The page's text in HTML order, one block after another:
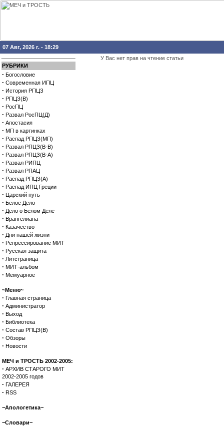
07 Авг, 2026 г. - 18:29
РУБРИКИ
· Богословие
· Современная ИПЦ
· История РПЦЗ
· РПЦЗ(В)
· РосПЦ
· Развал РосПЦ(Д)
· Апостасия
· МП в картинках
· Распад РПЦЗ(МП)
· Развал РПЦЗ(В-В)
· Развал РПЦЗ(В-А)
· Развал РИПЦ
· Развал РПАЦ
· Распад РПЦЗ(А)
· Распад ИПЦ Греции
· Царский путь
· Белое Дело
· Дело о Белом Деле
· Врангелиана
· Казачество
· Дни нашей жизни
· Репрессирование МИТ
· Русская защита
· Литстраница
· МИТ-альбом
· Мемуарное
~Меню~
· Главная страница
· Администратор
· Выход
· Библиотека
· Состав РПЦЗ(В)
· Обзоры
· Новости
МЕЧ и ТРОСТЬ 2002-2005:
· АРХИВ СТАРОГО МИТ
2002-2005 годов
· ГАЛЕРЕЯ
· RSS
~Апологетика~
~Словари~
У Вас нет прав на чтение статьи